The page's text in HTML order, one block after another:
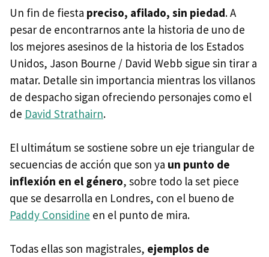
Un fin de fiesta preciso, afilado, sin piedad. A
pesar de encontrarnos ante la historia de uno de
los mejores asesinos de la historia de los Estados
Unidos, Jason Bourne / David Webb sigue sin tirar a
matar. Detalle sin importancia mientras los villanos
de despacho sigan ofreciendo personajes como el
de David Strathairn.
El ultimátum se sostiene sobre un eje triangular de
secuencias de acción que son ya un punto de
inflexión en el género, sobre todo la set piece
que se desarrolla en Londres, con el bueno de
Paddy Considine en el punto de mira.
Todas ellas son magistrales, ejemplos de